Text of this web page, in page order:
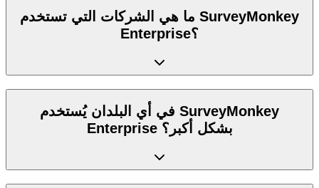
ما هي الشركات التي تستخدم SurveyMonkey
Enterprise؟
في أي البلدان يُستخدم SurveyMonkey
Enterprise بشكل أكبر؟